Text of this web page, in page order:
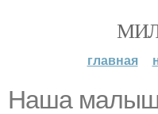
главная
Наша